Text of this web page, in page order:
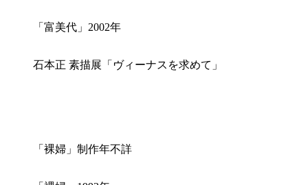
「富美代」2002年
石本正 素描展「ヴィーナスを求めて」
「裸婦」制作年不詳